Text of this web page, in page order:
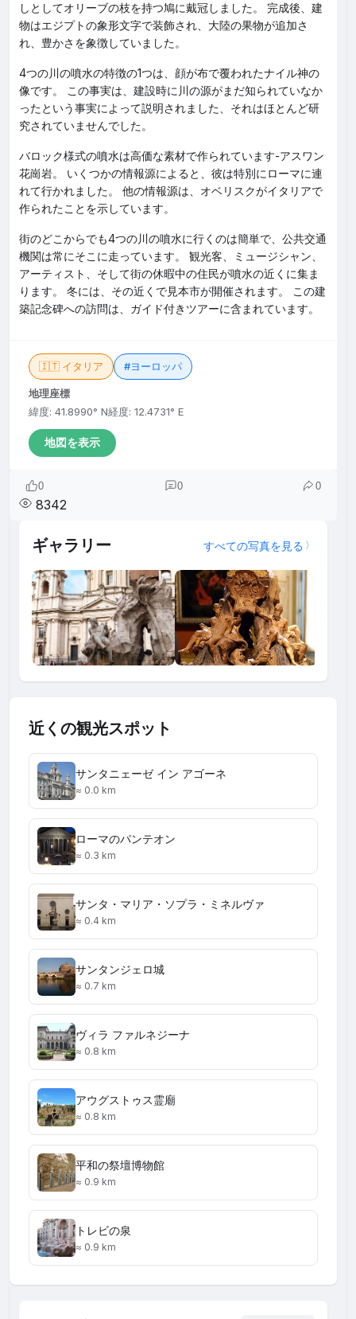
しとしてオリーブの枝を持つ鳩に戴冠しました。 完成後、建
物はエジプトの象形文字で装飾され、大陸の果物が追加さ
れ、豊かさを象徴していました。
4つの川の噴水の特徴の1つは、顔が布で覆われたナイル神の
像です。 この事実は、建設時に川の源がまだ知られていなか
ったという事実によって説明されました、それはほとんど研
究されていませんでした。
バロック様式の噴水は高価な素材で作られています-アスワン
花崗岩。 いくつかの情報源によると、彼は特別にローマに連
れて行かれました。 他の情報源は、オベリスクがイタリアで
作られたことを示しています。
街のどこからでも4つの川の噴水に行くのは簡単で、公共交通
機関は常にそこに走っています。 観光客、ミュージシャン、
アーティスト、そして街の休暇中の住民が噴水の近くに集ま
ります。 冬には、その近くで見本市が開催されます。 この建
築記念碑への訪問は、ガイド付きツアーに含まれています。
🇮🇹 イタリア #ヨーロッパ
地理座標
緯度: 41.8990° N経度: 12.4731° E
地図を表示
0 0 0
8342
ギャラリー すべての写真を見る
近くの観光スポット
サンタニェーゼ イン アゴーネ
≈ 0.0 km
ローマのパンテオン
≈ 0.3 km
サンタ・マリア・ソプラ・ミネルヴァ
≈ 0.4 km
サンタンジェロ城
≈ 0.7 km
ヴィラ ファルネジーナ
≈ 0.8 km
アウグストゥス霊廟
≈ 0.8 km
平和の祭壇博物館
≈ 0.9 km
トレビの泉
≈ 0.9 km